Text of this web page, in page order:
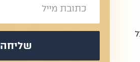
שליחה